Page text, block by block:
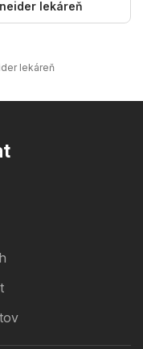
lekáreň
lekáreň